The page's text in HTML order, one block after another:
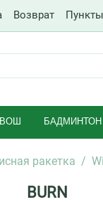
Возврат
БАДМИНТОН
ракетка /
BURN